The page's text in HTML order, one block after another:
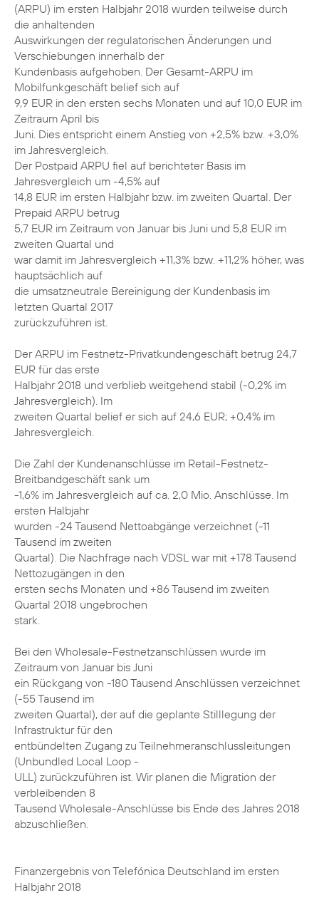
(ARPU) im ersten Halbjahr 2018 wurden teilweise durch
die anhaltenden
Auswirkungen der regulatorischen Änderungen und
Verschiebungen innerhalb der
Kundenbasis aufgehoben. Der Gesamt-ARPU im
Mobilfunkgeschäft belief sich auf
9,9 EUR in den ersten sechs Monaten und auf 10,0 EUR im
Zeitraum April bis
Juni. Dies entspricht einem Anstieg von +2,5% bzw. +3,0%
im Jahresvergleich.
Der Postpaid ARPU fiel auf berichteter Basis im
Jahresvergleich um -4,5% auf
14,8 EUR im ersten Halbjahr bzw. im zweiten Quartal. Der
Prepaid ARPU betrug
5,7 EUR im Zeitraum von Januar bis Juni und 5,8 EUR im
zweiten Quartal und
war damit im Jahresvergleich +11,3% bzw. +11,2% höher, was
hauptsächlich auf
die umsatzneutrale Bereinigung der Kundenbasis im
letzten Quartal 2017
zurückzuführen ist.
Der ARPU im Festnetz-Privatkundengeschäft betrug 24,7
EUR für das erste
Halbjahr 2018 und verblieb weitgehend stabil (-0,2% im
Jahresvergleich). Im
zweiten Quartal belief er sich auf 24,6 EUR; +0,4% im
Jahresvergleich.
Die Zahl der Kundenanschlüsse im Retail-Festnetz-
Breitbandgeschäft sank um
-1,6% im Jahresvergleich auf ca. 2,0 Mio. Anschlüsse. Im
ersten Halbjahr
wurden -24 Tausend Nettoabgänge verzeichnet (-11
Tausend im zweiten
Quartal). Die Nachfrage nach VDSL war mit +178 Tausend
Nettozugängen in den
ersten sechs Monaten und +86 Tausend im zweiten
Quartal 2018 ungebrochen
stark.
Bei den Wholesale-Festnetzanschlüssen wurde im
Zeitraum von Januar bis Juni
ein Rückgang von -180 Tausend Anschlüssen verzeichnet
(-55 Tausend im
zweiten Quartal), der auf die geplante Stilllegung der
Infrastruktur für den
entbündelten Zugang zu Teilnehmeranschlussleitungen
(Unbundled Local Loop -
ULL) zurückzuführen ist. Wir planen die Migration der
verbleibenden 8
Tausend Wholesale-Anschlüsse bis Ende des Jahres 2018
abzuschließen.
Finanzergebnis von Telefónica Deutschland im ersten
Halbjahr 2018